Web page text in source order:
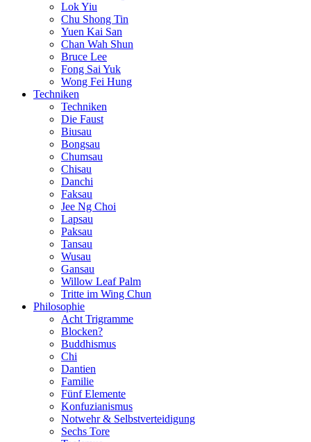
Lok Yiu
Chu Shong Tin
Yuen Kai San
Chan Wah Shun
Bruce Lee
Fong Sai Yuk
Wong Fei Hung
Techniken
Techniken
Die Faust
Biusau
Bongsau
Chumsau
Chisau
Danchi
Faksau
Jee Ng Choi
Lapsau
Paksau
Tansau
Wusau
Gansau
Willow Leaf Palm
Tritte im Wing Chun
Philosophie
Acht Trigramme
Blocken?
Buddhismus
Chi
Dantien
Familie
Fünf Elemente
Konfuzianismus
Notwehr & Selbstverteidigung
Sechs Tore